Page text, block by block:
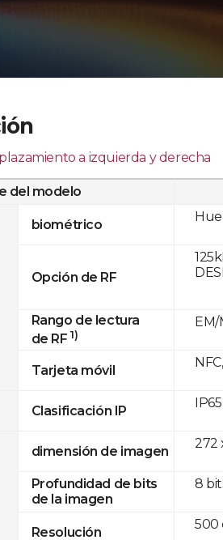
a izquierda y derecha
del modelo
biométrico
Opción de RF
Rango de lectura
de RF 1)
Tarjeta móvil
Clasificación IP
dimensión de imagen
Profundidad de bits
de la imagen
Resolución
EM/
IP65
272
8
500